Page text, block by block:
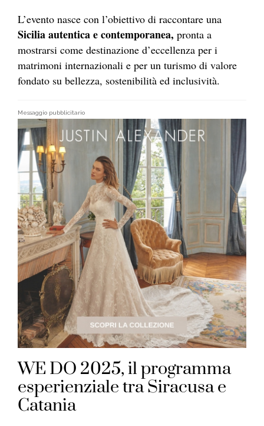
L’evento nasce con l’obiettivo di raccontare una
Sicilia autentica e contemporanea, pronta a
mostrarsi come destinazione d’eccellenza per i
matrimoni internazionali e per un turismo di valore
fondato su bellezza, sostenibilità ed inclusività.
Messaggio pubblicitario
WE DO 2025, il programma
esperienziale tra Siracusa e
Catania